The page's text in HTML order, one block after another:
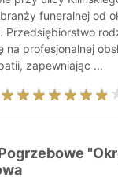
funeralnej od
Przedsiębiorstwo
na profesjonalnej
zapewniając ...